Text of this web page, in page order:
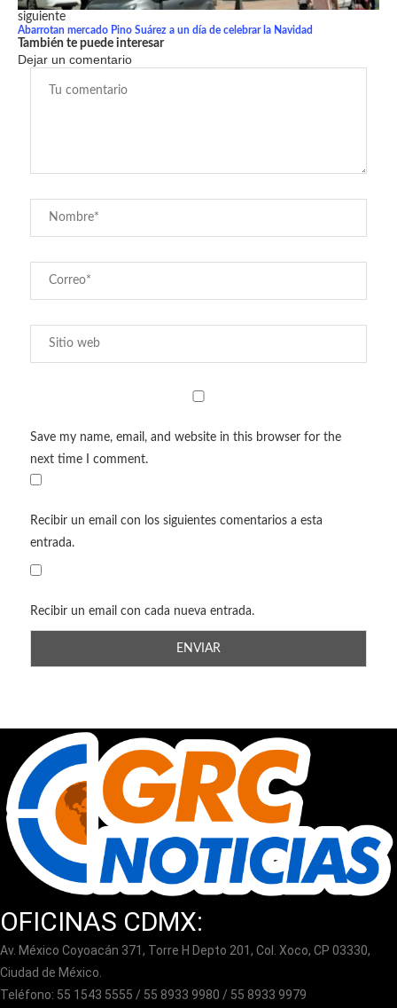
siguiente
Abarrotan mercado Pino Suárez a un día de celebrar la Navidad
También te puede interesar
Dejar un comentario
Save my name, email, and website in this browser for the
next time I comment.
Recibir un email con los siguientes comentarios a esta
entrada.
Recibir un email con cada nueva entrada.
OFICINAS CDMX:
Av. México Coyoacán 371, Torre H Depto 201, Col. Xoco, CP 03330,
Ciudad de México.
Teléfono: 55 1543 5555 / 55 8933 9980 / 55 8933 9979